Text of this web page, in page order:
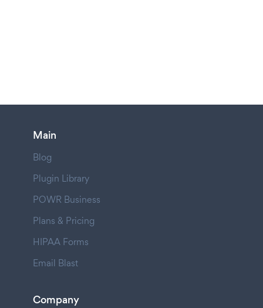
Main
Blog
Plugin Library
POWR Business
Plans & Pricing
HIPAA Forms
Email Blast
Company